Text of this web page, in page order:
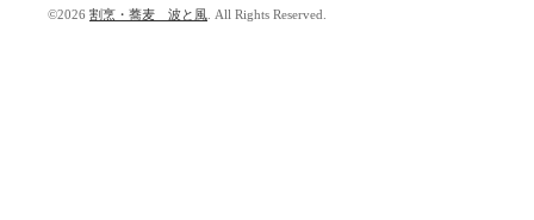
©2026 割烹・蕎麦 波と風 . All Rights Reserved.